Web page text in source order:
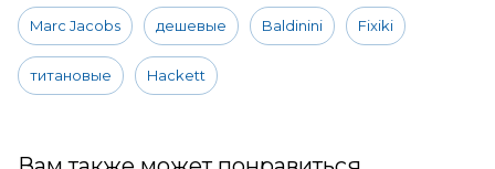
Marc Jacobs дешевые Baldinini Fixiki
титановые Hackett